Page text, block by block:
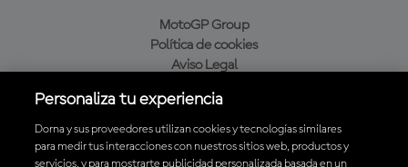
MotoGP Group
Política de cookies
Aviso Legal
Política de compra
Personaliza tu experiencia
Dorna y sus proveedores utilizan cookies y tecnologías similares
para medir tus interacciones con nuestros sitios web, productos y
servicios, y para mostrarte publicidad personalizada basada en un